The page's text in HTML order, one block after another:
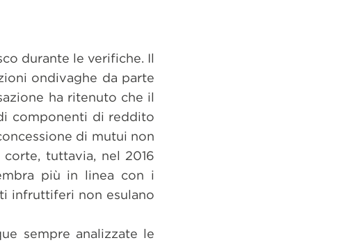
durante le verifiche. Il
ondivaghe da parte
ha ritenuto che il
componenti di reddito
di mutui non
tuttavia, nel 2016
più in linea con i
infruttiferi non esulano
sempre analizzate le